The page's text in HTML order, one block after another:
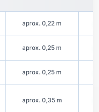
aprox. 0,22 m
aprox. 0,25 m
aprox. 0,25 m
aprox. 0,35 m